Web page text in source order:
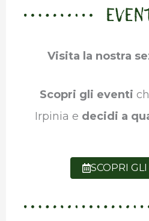
Visita la nostra
Scopri gli eventi
Irpinia e decidi a
SCOPRI GLI